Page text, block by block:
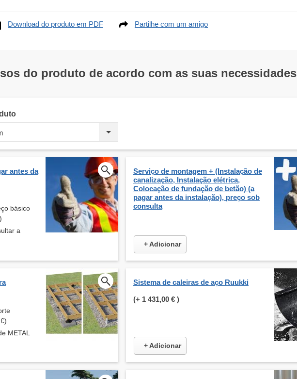
Download do produto em PDF Partilhe com um amigo
do produto de acordo com as suas necessidades
antes da
básico
a
Serviço de montagem + (Instalação de
canalização, Instalação elétrica,
Colocação de fundação de betão) (a
pagar antes da instalação), preço sob
consulta
+ Adicionar
METAL
Sistema de caleiras de aço Ruukki
(+ 1 431,00 € )
+ Adicionar